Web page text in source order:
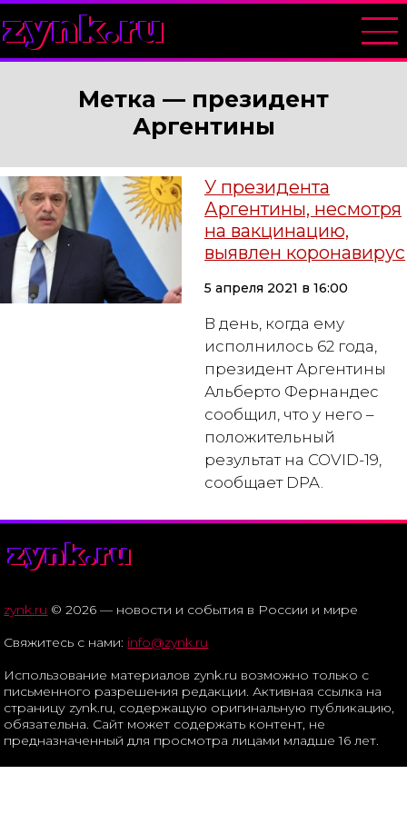
zynk.ru
Метка — президент
Аргентины
У президента
Аргентины, несмотря
на вакцинацию,
выявлен коронавирус
5 апреля 2021 в 16:00
В день, когда ему
исполнилось 62 года,
президент Аргентины
Альберто Фернандес
сообщил, что у него –
положительный
результат на COVID-19,
сообщает DPA.
zynk.ru
zynk.ru © 2026 — новости и события в России и мире
Свяжитесь с нами: info@zynk.ru
Использование материалов zynk.ru возможно только с
письменного разрешения редакции. Активная ссылка на
страницу zynk.ru, содержащую оригинальную публикацию,
обязательна. Сайт может содержать контент, не
предназначенный для просмотра лицами младше 16 лет.